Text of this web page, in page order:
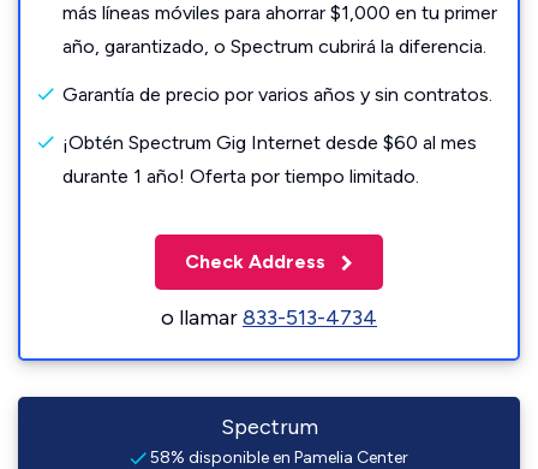
más líneas móviles para ahorrar $1,000 en tu primer
año, garantizado, o Spectrum cubrirá la diferencia.
Garantía de precio por varios años y sin contratos.
¡Obtén Spectrum Gig Internet desde $60 al mes
durante 1 año! Oferta por tiempo limitado.
Check Address
o llamar833-513-4734
Spectrum
58% disponible en Pamelia Center